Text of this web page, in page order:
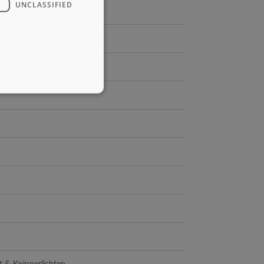
UNCLASSIFIED